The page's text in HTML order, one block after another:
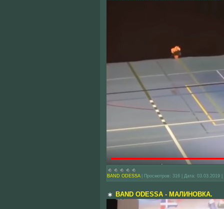
BAND ODESSA| Просмотров: 316 Дата: 03.03.2019
BAND ODESSA - МАЛИНОВКА.